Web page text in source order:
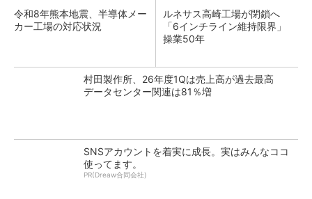
令和8年熊本地震、半導体メー
カー工場の対応状況
ルネサス高崎工場が閉鎖へ
「6インチライン維持限界」
操業50年
村田製作所、26年度1Qは売上高が過去最高
データセンター関連は81％増
SNSアカウントを着実に成長。実はみんなココ
使ってます。
PR(Dreaw合同会社)